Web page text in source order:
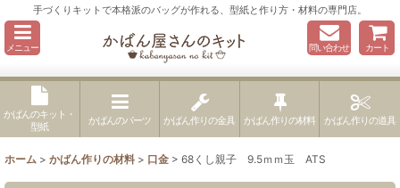
手づくりキットで本格派のバッグが作れる、型紙と作り方・材料の専門店。
メニュー 問い合わせ カート
かばんのキット・
型紙
かばんのパーツ かばん作りの金具 かばん作りの材料 かばん作りの道具
ホーム > かばん作りの材料 > 口金 > 68くし親子 9.5ｍｍ玉 ATS